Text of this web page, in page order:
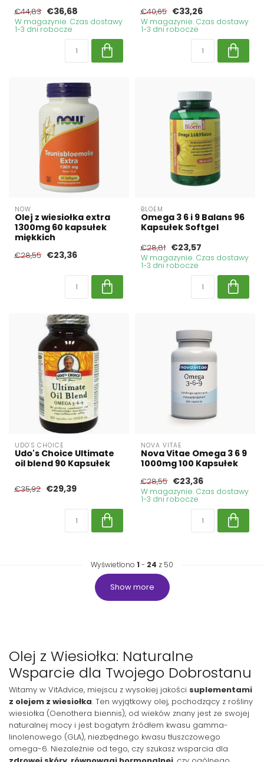
€44,83 €36,68
W magazynie. Czas dostawy
1-3 dni robocze
€40,65 €33,26
W magazynie. Czas dostawy
1-3 dni robocze
NOW
Olej z wiesiołka extra
1300mg 60 kapsułek
miękkich
€28,55 €23,36
BLOEM
Omega 3 6 i 9 Balans 96
Kapsułek Softgel
€28,81 €23,57
W magazynie. Czas dostawy
1-3 dni robocze
UDO'S CHOICE
Udo's Choice Ultimate
oil blend 90 Kapsułek
€35,92 €29,39
NOVA VITAE
Nova Vitae Omega 3 6 9
1000mg 100 Kapsułek
€28,55 €23,36
W magazynie. Czas dostawy
1-3 dni robocze
Wyświetlono 1 - 24 z 50
Show more
Olej z Wiesiołka: Naturalne
Wsparcie dla Twojego Dobrostanu
Witamy w VitAdvice, miejscu z wysokiej jakości suplementami
z olejem z wiesiołka. Ten wyjątkowy olej, pochodzący z rośliny
wiesiołka (Oenothera biennis), od wieków znany jest ze swojej
naturalnej mocy i jest bogatym źródłem kwasu gamma-
linolenowego (GLA), niezbędnego kwasu tłuszczowego
omega-6. Niezależnie od tego, czy szukasz wsparcia dla